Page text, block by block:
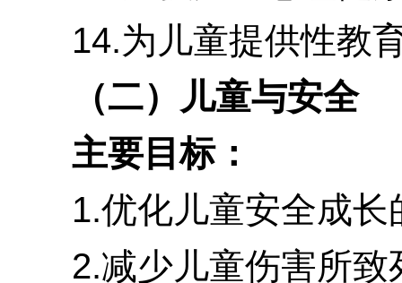
14.为儿童提供性教育
（二）儿童与安全
主要目标：
1.优化儿童安全成长
2.减少儿童伤害所致死